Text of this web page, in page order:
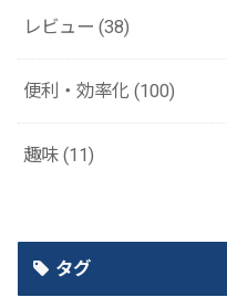
レビュー(38)
便利・効率化(100)
趣味(11)
タグ